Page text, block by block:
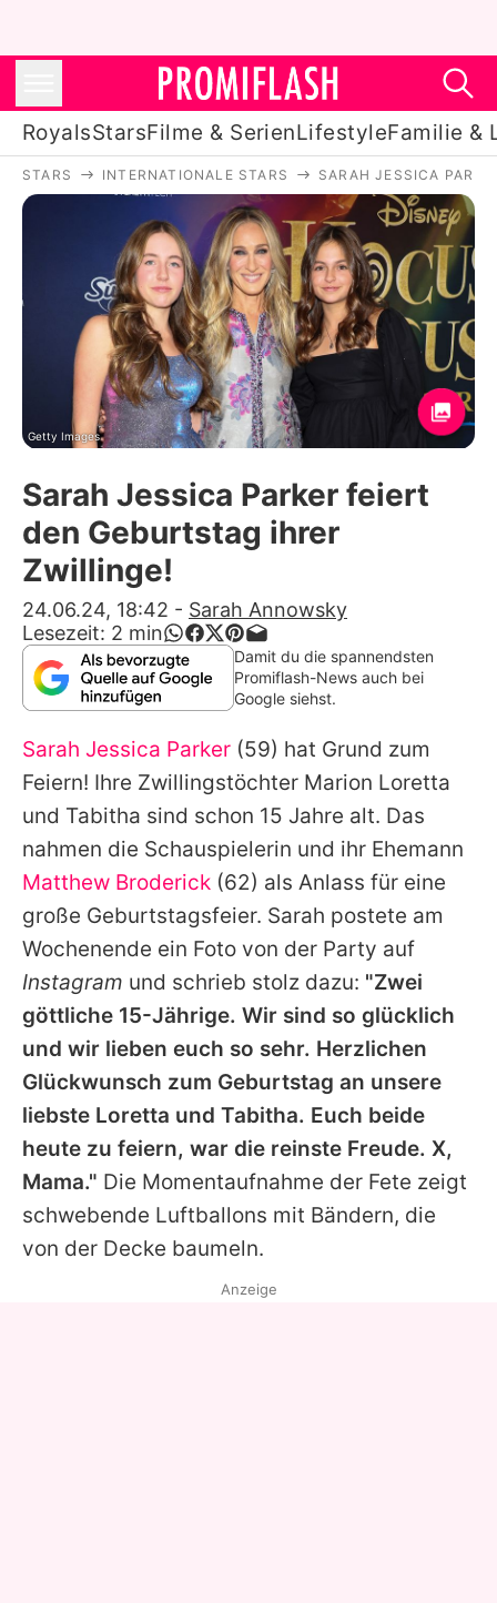
RoyalsStarsFilme & SerienLifestyleFamilie &
Royals
Stars
Filme & Serien
Lifestyle
Familie & Liebe
Promiflash Exklusiv
Alle Themen auf Promiflash
Jobs
App runterladen
Team
Redaktionelle Richtlinien
Impressum
Datenschutzerklärung
Nutzungsbedingungen
Utiq verwalten
STARS INTERNATIONALE STARS SARAH JESSICA
Getty Images
Sarah Jessica Parker feiert
den Geburtstag ihrer
Zwillinge!
24.06.24, 18:42 - Sarah Annowsky
Lesezeit: 2 min
Damit du die spannendsten
Promiflash-News auch bei
Google siehst.
Sarah Jessica Parker (59) hat Grund zum
Feiern! Ihre Zwillingstöchter Marion Loretta
und Tabitha sind schon 15 Jahre alt. Das
nahmen die Schauspielerin und ihr Ehemann
Matthew Broderick (62) als Anlass für eine
große Geburtstagsfeier. Sarah postete am
Wochenende ein Foto von der Party auf
Instagram und schrieb stolz dazu: "Zwei
göttliche 15-Jährige. Wir sind so glücklich
und wir lieben euch so sehr. Herzlichen
Glückwunsch zum Geburtstag an unsere
liebste Loretta und Tabitha. Euch beide
heute zu feiern, war die reinste Freude. X,
Mama." Die Momentaufnahme der Fete zeigt
schwebende Luftballons mit Bändern, die
von der Decke baumeln.
Anzeige